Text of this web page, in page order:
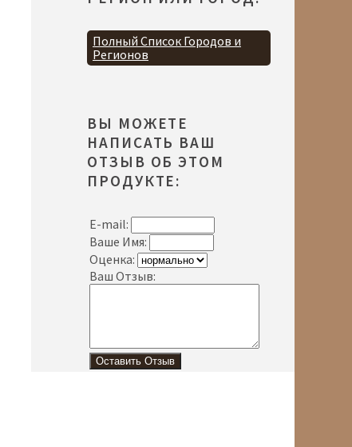
Полный Список Городов и
Регионов
ВЫ МОЖЕТЕ
НАПИСАТЬ ВАШ
ОТЗЫВ ОБ ЭТОМ
ПРОДУКТЕ:
E-mail:
Ваше Имя:
Оценка:
Ваш Отзыв: